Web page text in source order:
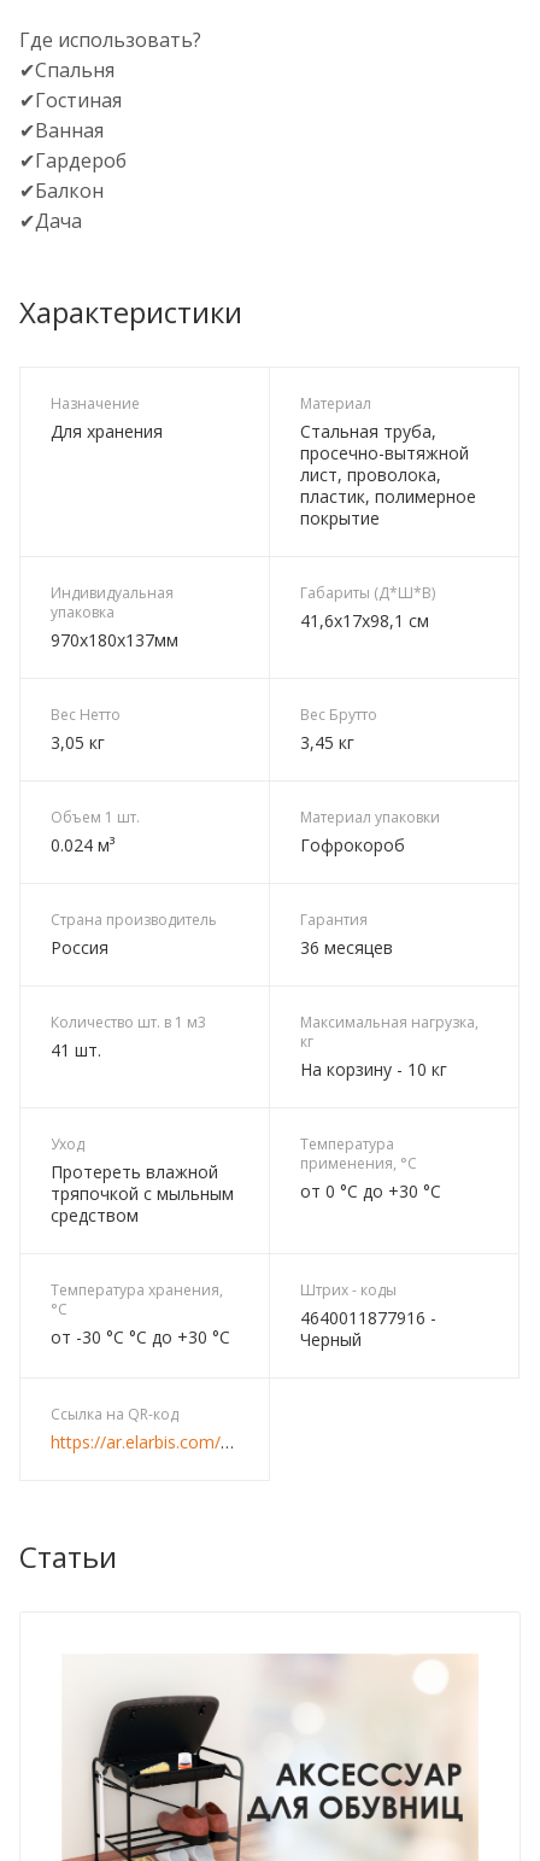
Где использовать?
✔Спальня
✔Гостиная
✔Ванная
✔Гардероб
✔Балкон
✔Дача
Характеристики
Назначение
Для хранения
Материал
Стальная труба,
просечно-вытяжной
лист, проволока,
пластик, полимерное
покрытие
Индивидуальная
упаковка
970х180х137мм
Габариты (Д*Ш*В)
41,6х17х98,1 см
Вес Нетто
3,05 кг
Вес Брутто
3,45 кг
Объем 1 шт.
0.024 м³
Материал упаковки
Гофрокороб
Страна производитель
Россия
Гарантия
36 месяцев
Количество шт. в 1 м3
41 шт.
Максимальная нагрузка,
кг
На корзину - 10 кг
Уход
Протереть влажной
тряпочкой с мыльным
средством
Температура
применения, °C
от 0 °C до +30 °C
Температура хранения,
°C
от -30 °C °C до +30 °C
Штрих - коды
4640011877916 -
Черный
Ссылка на QR-код
https://ar.elarbis.com/zmi/etazherka_ladya_14k_cherniy.html
Статьи